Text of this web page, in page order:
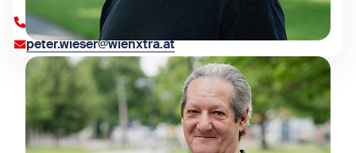
+43 1 909 4000 84383
peter.wieser@wienxtra.at